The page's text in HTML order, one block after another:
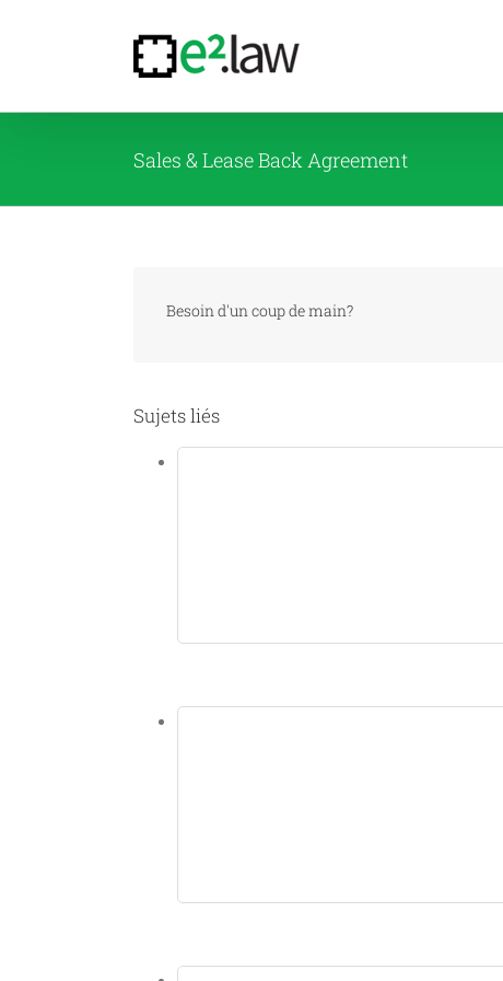
Sales & Lease Back Agreement
Besoin d'un coup de main?
Sujets liés